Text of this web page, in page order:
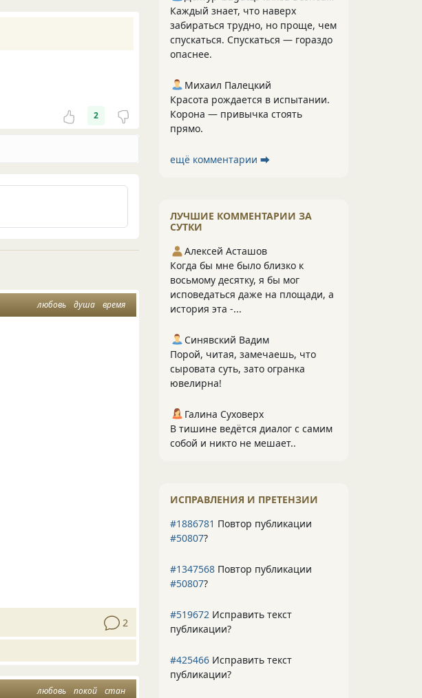
2
любовь душа время
2
любовь покой стан
Каждый знает, что наверх
забираться трудно, но проще, чем
спускаться. Спускаться — гораздо
опаснее.
Михаил Палецкий
Красота рождается в испытании.
Корона — привычка стоять
прямо.
ещё комментарии ⮕
ЛУЧШИЕ КОММЕНТАРИИ ЗА
СУТКИ
Алексей Асташов
Когда бы мне было близко к
восьмому десятку, я бы мог
исповедаться даже на площади, а
история эта -...
Синявский Вадим
Порой, читая, замечаешь, что
сыровата суть, зато огранка
ювелирна!
Галина Суховерх
В тишине ведётся диалог с самим
собой и никто не мешает..
ИСПРАВЛЕНИЯ И ПРЕТЕНЗИИ
#1886781 Повтор публикации
#50807?
#1347568 Повтор публикации
#50807?
#519672 Исправить текст
публикации?
#425466 Исправить текст
публикации?